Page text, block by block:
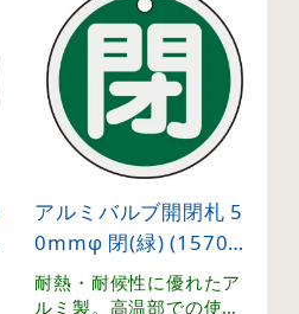
アルミバルブ開閉札 5
0mmφ 閉(緑) (157022
)
耐熱・耐候性に優れたア
ルミ製。高温部での使用